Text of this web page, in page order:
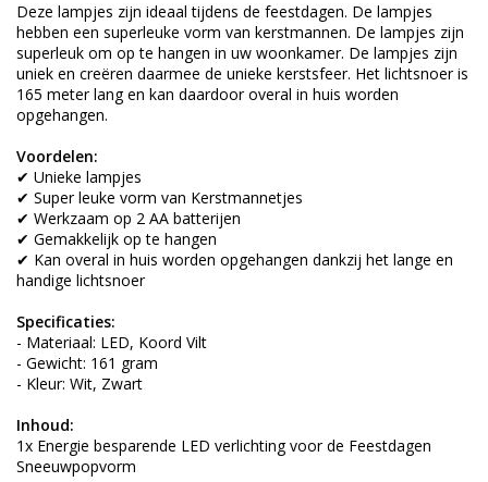
Deze lampjes zijn ideaal tijdens de feestdagen. De lampjes
hebben een superleuke vorm van kerstmannen. De lampjes zijn
superleuk om op te hangen in uw woonkamer. De lampjes zijn
uniek en creëren daarmee de unieke kerstsfeer. Het lichtsnoer is
165 meter lang en kan daardoor overal in huis worden
opgehangen.
Voordelen:
✔ Unieke lampjes
✔ Super leuke vorm van Kerstmannetjes
✔ Werkzaam op 2 AA batterijen
✔ Gemakkelijk op te hangen
✔ Kan overal in huis worden opgehangen dankzij het lange en
handige lichtsnoer
Specificaties:
- Materiaal: LED, Koord Vilt
- Gewicht: 161 gram
- Kleur: Wit, Zwart
Inhoud:
1x Energie besparende LED verlichting voor de Feestdagen
Sneeuwpopvorm